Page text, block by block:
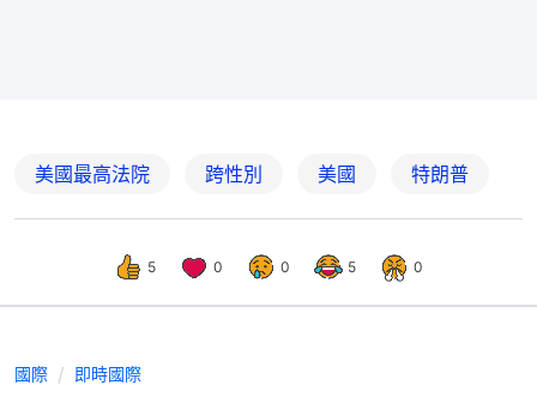
美國最高法院 跨性別 美國 特朗普
5 0 0 5 0
國際 即時國際